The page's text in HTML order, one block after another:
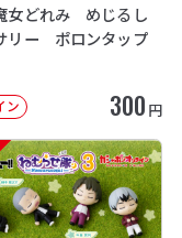
女どれみ めじるし
リー ポロンタップ
ン 300 円